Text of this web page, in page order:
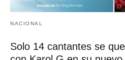
NACIONAL
Solo 14 cantantes se